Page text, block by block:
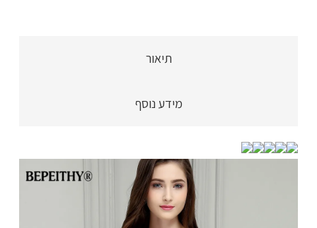
וסרט
תיאור
מידע נוסף